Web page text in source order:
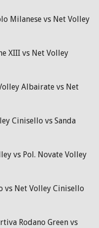
Milanese vs Net Volley
XIII vs Net Volley
Albairate vs Net
Cinisello vs Sanda
vs Pol. Novate Volley
vs Net Volley Cinisello
Rodano Green vs